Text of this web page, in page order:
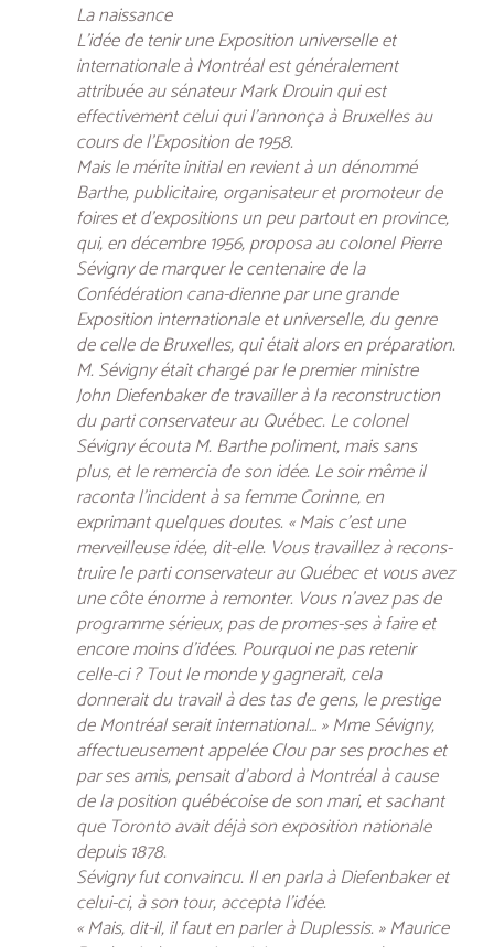
La naissance
L’idée de tenir une Exposition universelle et
internationale à Montréal est généralement
attribuée au sénateur Mark Drouin qui est
effectivement celui qui l’annonça à Bruxelles au
cours de l’Exposition de 1958.
Mais le mérite initial en revient à un dénommé
Barthe, publicitaire, organisateur et promoteur de
foires et d’expositions un peu partout en province,
qui, en décembre 1956, proposa au colonel Pierre
Sévigny de marquer le centenaire de la
Confédération cana-dienne par une grande
Exposition internationale et universelle, du genre
de celle de Bruxelles, qui était alors en préparation.
M. Sévigny était chargé par le premier ministre
John Diefenbaker de travailler à la reconstruction
du parti conservateur au Québec. Le colonel
Sévigny écouta M. Barthe poliment, mais sans
plus, et le remercia de son idée. Le soir même il
raconta l’incident à sa femme Corinne, en
exprimant quelques doutes. « Mais c’est une
merveilleuse idée, dit-elle. Vous travaillez à recons-
truire le parti conservateur au Québec et vous avez
une côte énorme à remonter. Vous n’avez pas de
programme sérieux, pas de promes-ses à faire et
encore moins d’idées. Pourquoi ne pas retenir
celle-ci ? Tout le monde y gagnerait, cela
donnerait du travail à des tas de gens, le prestige
de Montréal serait international… » Mme Sévigny,
affectueusement appelée Clou par ses proches et
par ses amis, pensait d’abord à Montréal à cause
de la position québécoise de son mari, et sachant
que Toronto avait déjà son exposition nationale
depuis 1878.
Sévigny fut convaincu. Il en parla à Diefenbaker et
celui-ci, à son tour, accepta l’idée.
« Mais, dit-il, il faut en parler à Duplessis. » Maurice